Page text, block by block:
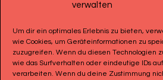
verwalten
Um dir ein optimales Erlebnis zu bieten,
wie Cookies, um Geräteinformationen zu
zuzugreifen. Wenn du diesen Technologien
wie das Surfverhalten oder eindeutige IDs
verarbeiten. Wenn du deine Zustimmung